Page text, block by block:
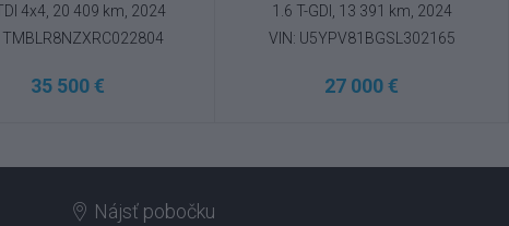
4x4, 20 409 km, 2024
TMBLR8NZXRC022804
35 500 €
1.6 T-GDI, 13 391 km, 2024
VIN: U5YPV81BGSL302165
27 000 €
Nájsť pobočku